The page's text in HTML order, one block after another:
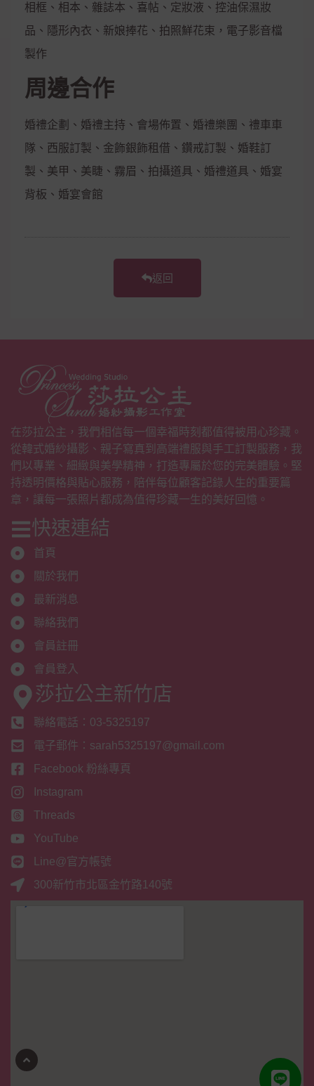
相框、相本、雜誌本、喜帖、定妝液、控油保濕妝
品、隱形內衣、新娘捧花、拍照鮮花束，電子影音檔
製作
周邊合作
婚禮企劃、婚禮主持、會場佈置、婚禮樂團、禮車車
隊、西服訂製、金飾銀飾租借、鑽戒訂製、婚鞋訂
製、美甲、美睫、霧眉、拍攝道具、婚禮道具、婚宴
背板、婚宴會館
返回
在莎拉公主，我們相信每一個幸福時刻都值得被用心珍藏。
從韓式婚紗攝影、親子寫真到高端禮服與手工訂製服務，我
們以專業、細緻與美學精神，打造專屬於您的完美體驗。堅
持透明價格與貼心服務，陪伴每位顧客記錄人生的重要篇
章，讓每一張照片都成為值得珍藏一生的美好回憶。
快速連結
首頁
關於我們
最新消息
聯絡我們
會員註冊
會員登入
莎拉公主新竹店
聯絡電話：03-5325197
電子郵件：sarah5325197@gmail.com
Facebook 粉絲專頁
Instagram
Threads
YouTube
Line@官方帳號
300新竹市北區金竹路140號